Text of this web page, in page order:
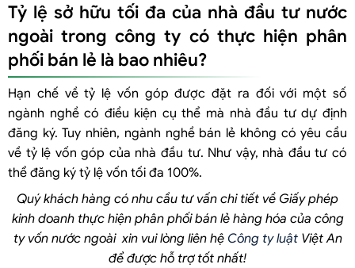
Tỷ lệ sở hữu tối đa của nhà đầu tư nước
ngoài trong công ty có thực hiện phân
phối bán lẻ là bao nhiêu?
Hạn chế về tỷ lệ vốn góp được đặt ra đối với một số
ngành nghề có điều kiện cụ thể mà nhà đầu tư dự định
đăng ký. Tuy nhiên, ngành nghề bán lẻ không có yêu cầu
về tỷ lệ vốn góp của nhà đầu tư. Như vậy, nhà đầu tư có
thể đăng ký tỷ lệ vốn tối đa 100%.
Quý khách hàng có nhu cầu tư vấn chi tiết về Giấy phép
kinh doanh thực hiện phân phối bán lẻ hàng hóa của công
ty vốn nước ngoài xin vui lòng liên hệ Công ty luậtViệt An
để được hỗ trợ tốt nhất!